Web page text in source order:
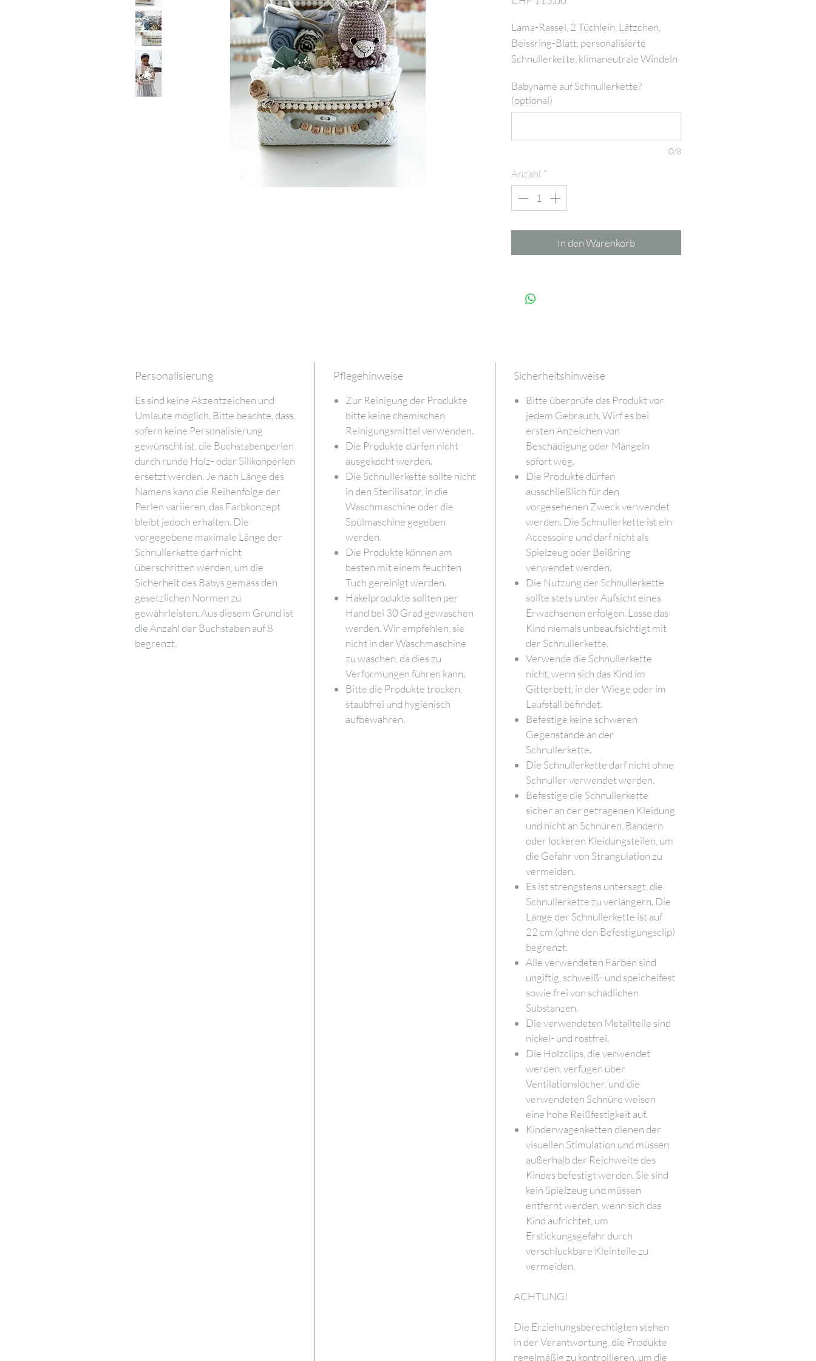
Lama-Rassel, 2 Tüchlein, Lätzchen,
Beissring-Blatt, personalisierte
Schnullerkette, klimaneutrale Windeln
Babyname auf Schnullerkette?
(optional)
0/8
Anzahl *
In den Warenkorb
Personalisierung
Es sind keine Akzentzeichen und
Umlaute möglich. Bitte beachte, dass,
sofern keine Personalisierung
gewünscht ist, die Buchstabenperlen
durch runde Holz- oder Silikonperlen
ersetzt werden. Je nach Länge des
Namens kann die Reihenfolge der
Perlen variieren, das Farbkonzept
bleibt jedoch erhalten. Die
vorgegebene maximale Länge der
Schnullerkette darf nicht
überschritten werden, um die
Sicherheit des Babys gemäss den
gesetzlichen Normen zu
gewährleisten. Aus diesem Grund ist
die Anzahl der Buchstaben auf 8
begrenzt.
Pflegehinweise
Zur Reinigung der Produkte
bitte keine chemischen
Reinigungsmittel verwenden.
Die Produkte dürfen nicht
ausgekocht werden.
Die Schnullerkette sollte nicht
in den Sterilisator, in die
Waschmaschine oder die
Spülmaschine gegeben
werden.
Die Produkte können am
besten mit einem feuchten
Tuch gereinigt werden.
Häkelprodukte sollten per
Hand bei 30 Grad gewaschen
werden. Wir empfehlen, sie
nicht in der Waschmaschine
zu waschen, da dies zu
Verformungen führen kann.
Bitte die Produkte trocken,
staubfrei und hygienisch
aufbewahren.
Sicherheitshinweise
Bitte überprüfe das Produkt vor
jedem Gebrauch. Wirf es bei
ersten Anzeichen von
Beschädigung oder Mängeln
sofort weg.
Die Produkte dürfen
ausschließlich für den
vorgesehenen Zweck verwendet
werden. Die Schnullerkette ist ein
Accessoire und darf nicht als
Spielzeug oder Beißring
verwendet werden.
Die Nutzung der Schnullerkette
sollte stets unter Aufsicht eines
Erwachsenen erfolgen. Lasse das
Kind niemals unbeaufsichtigt mit
der Schnullerkette.
Verwende die Schnullerkette
nicht, wenn sich das Kind im
Gitterbett, in der Wiege oder im
Laufstall befindet.
Befestige keine schweren
Gegenstände an der
Schnullerkette.
Die Schnullerkette darf nicht ohne
Schnuller verwendet werden.
Befestige die Schnullerkette
sicher an der getragenen Kleidung
und nicht an Schnüren, Bändern
oder lockeren Kleidungsteilen, um
die Gefahr von Strangulation zu
vermeiden.
Es ist strengstens untersagt, die
Schnullerkette zu verlängern. Die
Länge der Schnullerkette ist auf
22 cm (ohne den Befestigungsclip)
begrenzt.
Alle verwendeten Farben sind
ungiftig, schweiß- und speichelfest
sowie frei von schädlichen
Substanzen.
Die verwendeten Metallteile sind
nickel- und rostfrei.
Die Holzclips, die verwendet
werden, verfügen über
Ventilationslöcher, und die
verwendeten Schnüre weisen
eine hohe Reißfestigkeit auf.
Kinderwagenketten dienen der
visuellen Stimulation und müssen
außerhalb der Reichweite des
Kindes befestigt werden. Sie sind
kein Spielzeug und müssen
entfernt werden, wenn sich das
Kind aufrichtet, um
Erstickungsgefahr durch
verschluckbare Kleinteile zu
vermeiden.
ACHTUNG!
Die Erziehungsberechtigten stehen
in der Verantwortung, die Produkte
regelmäßig zu kontrollieren, um die